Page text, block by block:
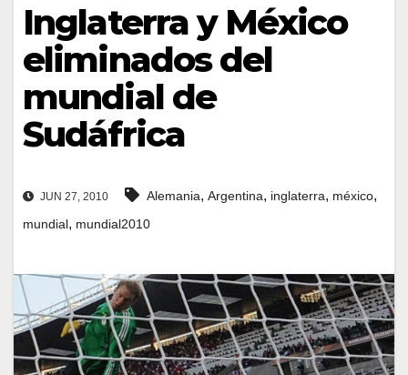
Inglaterra y México
eliminados del
mundial de
Sudáfrica
JUN 27, 2010 Alemania, Argentina, inglaterra, méxico,
mundial, mundial2010